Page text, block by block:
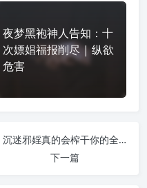
夜梦黑袍神人告知：十
次嫖娼福报削尽 | 纵欲
危害
沉迷邪婬真的会榨干你的全身精华！ | 纵欲危害
下一篇